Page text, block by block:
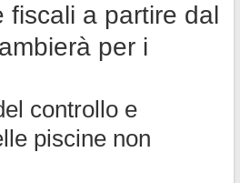
fiscali a partire dal
per i
controllo e
piscine non